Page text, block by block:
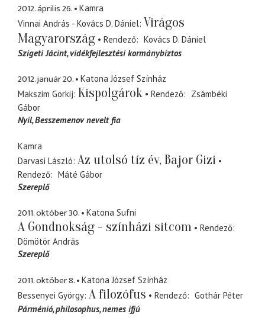
2012. április 26.
Kamra
Vinnai András - Kovács D. Dániel Virágos
Magyarország
Rendező
Kovács D. Dániel
Szigeti Jácint vidékfejlesztési kormánybiztos
2012. január 20.
Katona József Színház
Makszim Gorkij Kispolgárok Rendező
Zsámbéki
Gábor
Nyil Besszemenov nevelt fia
Kamra
Darvasi László Az utolsó tíz év, Bajor Gizi
Rendező
Máté Gábor
Szereplő
2011. október 30. Katona Sufni
A Gondnokság - színházi sitcom
Rendező
Dömötör András
Szereplő
2011. október 8.
Katona József Színház
Bessenyei György A filozófus Rendező
Gothár Péter
Párménió philosophus, nemes ifjú